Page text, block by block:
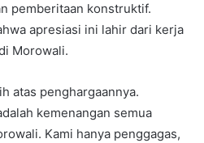
pemberitaan konstruktif.
apresiasi ini lahir dari kerja
Morowali.
atas penghargaannya.
kemenangan semua
Kami hanya penggagas,